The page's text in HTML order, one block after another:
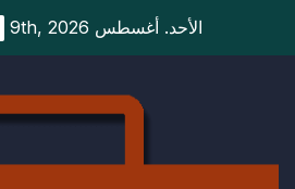
الأحد. أغسطس 9th, 2026